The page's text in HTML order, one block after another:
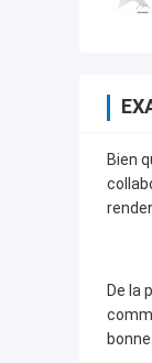
Bien
De la
bonne.